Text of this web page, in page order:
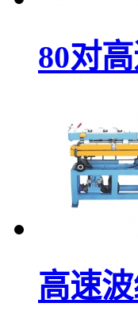
80对
高速